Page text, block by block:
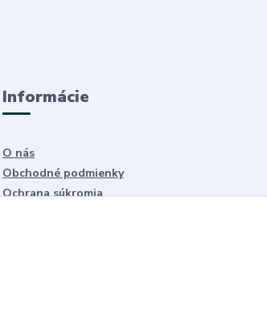
Informácie
O nás
Obchodné podmienky
Ochrana súkromia